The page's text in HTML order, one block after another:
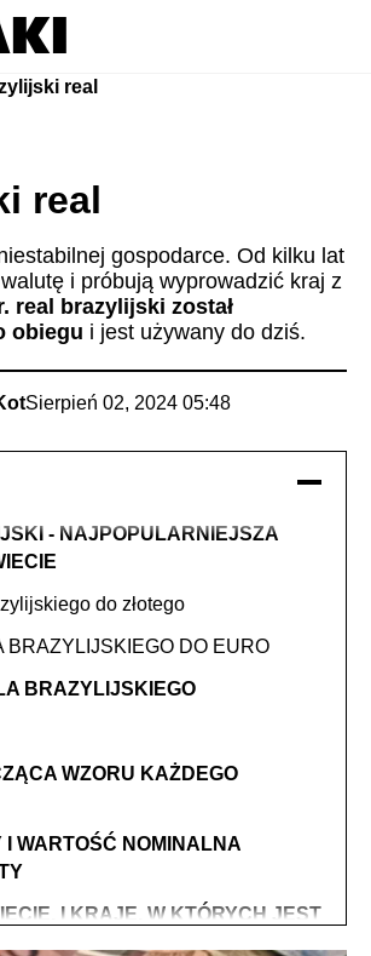
real
real
gospodarce. Od kilku lat
i próbują wyprowadzić kraj z
real brazylijski został
obiegu i jest używany do dziś.
Sierpień 02, 2024 05:48
- NAJPOPULARNIEJSZA
do złotego
BRAZYLIJSKIEGO DO EURO
BRAZYLIJSKIEGO
WZORU KAŻDEGO
I WARTOŚĆ NOMINALNA
I KRAJE, W KTÓRYCH JEST